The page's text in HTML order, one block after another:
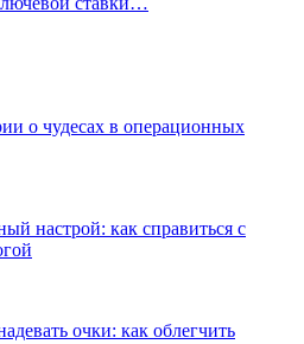
о чудесах в операционных
настрой: как справиться с
очки: как облегчить